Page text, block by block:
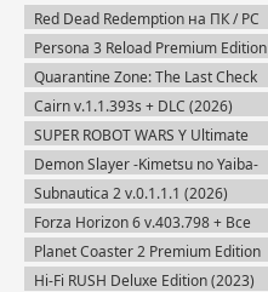
Red Dead Redemption на ПК / PC
(2024) Пиратка
Persona 3 Reload Premium Edition
(2024) Steam-Rip
Quarantine Zone: The Last Check
v.1.1.13.2054 + Все DLC (2026)
Пиратка
Cairn v.1.1.393s + DLC (2026)
Пиратка
SUPER ROBOT WARS Y Ultimate
Edition + Все DLC (2025) Пиратка
Demon Slayer -Kimetsu no Yaiba-
The Hinokami Chronicles 2 (2025)
Steam-Rip
Subnautica 2 v.0.1.1.1 (2026)
Пиратка
Forza Horizon 6 v.403.798 + Все
DLC (2026) Пиратка
Planet Coaster 2 Premium Edition
(2024) Steam-Rip
Hi-Fi RUSH Deluxe Edition (2023)